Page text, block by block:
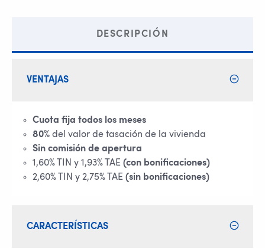
DESCRIPCIÓN
VENTAJAS
Cuota fija todos los meses
80% del valor de tasación de la vivienda
Sin comisión de apertura
1,60% TIN y 1,93% TAE (con bonificaciones)
2,60% TIN y 2,75% TAE (sin bonificaciones)
CARACTERÍSTICAS